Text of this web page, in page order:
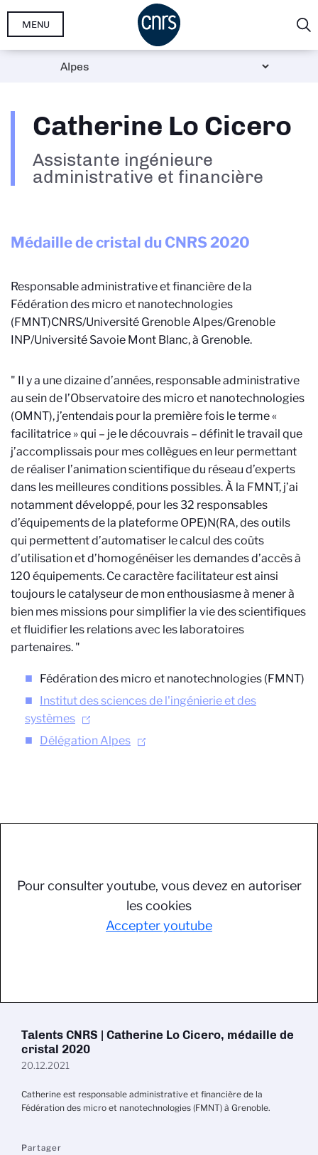
Aller
MENU
Catherine Lo Cicero
Assistante ingénieure
administrative et financière
Médaille de cristal du CNRS2020
Responsable administrative et financière de la
Fédération des micro et nanotechnologies
(FMNT)CNRS/Université Grenoble Alpes/Grenoble
INP/Université Savoie Mont Blanc, à Grenoble.
" Il y a une dizaine d’années, responsable administrative
au sein de l’Observatoire des micro et nanotechnologies
(OMNT), j’entendais pour la première fois le terme «
facilitatrice » qui – je le découvrais – définit le travail que
j’accomplissais pour mes collègues en leur permettant
de réaliser l’animation scientifique du réseau d’experts
dans les meilleures conditions possibles. À la FMNT, j’ai
notamment développé, pour les 32 responsables
d’équipements de la plateforme OPE)N(RA, des outils
qui permettent d’automatiser le calcul des coûts
d’utilisation et d’homogénéiser les demandes d’accès à
120 équipements. Ce caractère facilitateur est ainsi
toujours le catalyseur de mon enthousiasme à mener à
bien mes missions pour simplifier la vie des scientifiques
et fluidifier les relations avec les laboratoires
partenaires. "
Fédération des micro et nanotechnologies (FMNT)
Institut des sciences de l'ingénierie et des
systèmes
Délégation Alpes
Pour consulter youtube, vous devez en autoriser
les cookies
Accepter youtube
Talents CNRS | Catherine Lo Cicero, médaille de
cristal 2020
20.12.2021
Catherine est responsable administrative et financière de la
Fédération des micro et nanotechnologies (FMNT) à Grenoble.
Partager